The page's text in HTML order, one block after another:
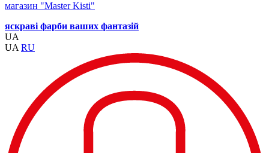
магазин "Master Kisti"
яскраві фарби ваших фантазій
UA
UA RU